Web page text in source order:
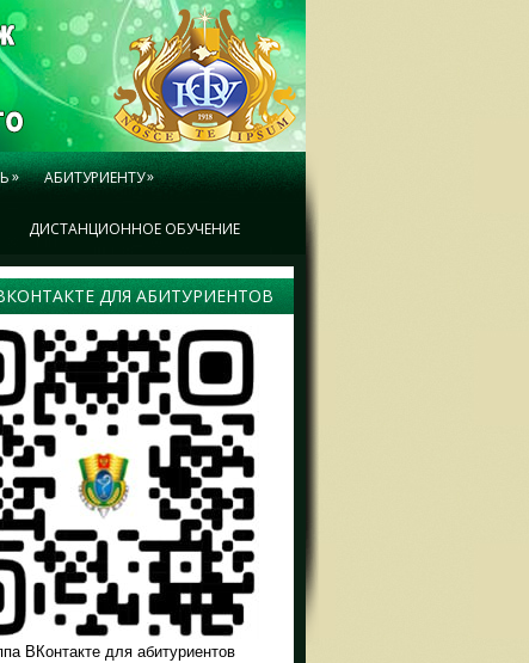
» АБИТУРИЕНТУ»
ДИСТАНЦИОННОЕ ОБУЧЕНИЕ
ДЛЯ АБИТУРИЕНТОВ
ВКонтакте для абитуриентов